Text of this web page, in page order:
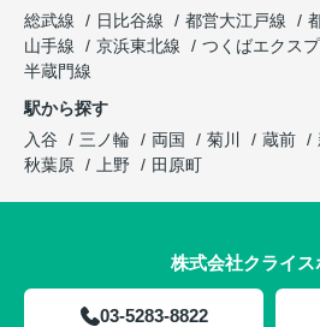
総武線
日比谷線 都営大江戸線
山手線
京浜東北線 つくばエクス
半蔵門線
駅から探す
入谷
三ノ輪 両国 菊川 蔵前
秋葉原
上野 田原町
株式会社クライス
03-5283-8822